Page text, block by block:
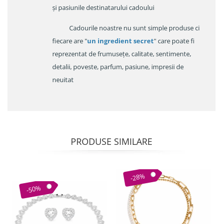
și pasiunile destinatarului cadoului
Cadourile noastre nu sunt simple produse ci
fiecare are "un ingredient secret" care poate fi
reprezentat de frumusețe, calitate, sentimente,
detalii, poveste, parfum, pasiune, impresii de
neuitat
PRODUSE SIMILARE
-50%
-28%